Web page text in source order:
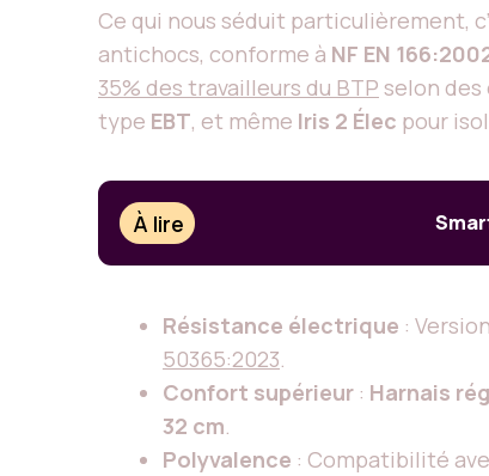
Ce qui nous séduit particulièrement,
antichocs, conforme à NF EN
35% des travailleurs du BTP selon
type EBT, et même Iris 2 Élec pour
À lire
Résistance électrique : Version
50365:2023.
Confort supérieur : Harnais
32 cm.
Polyvalence : Compatibilité